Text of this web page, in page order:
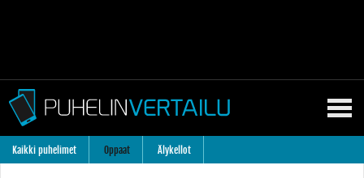
Kaikki puhelimet Oppaat Älykellot